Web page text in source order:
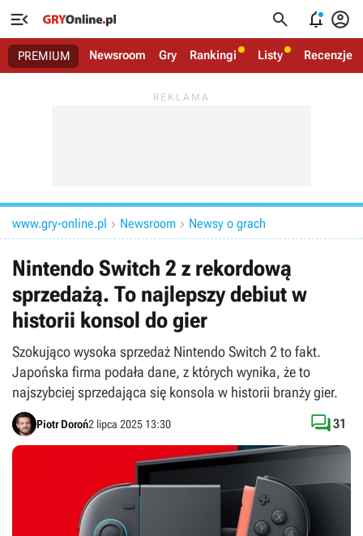
   
PREMIUM Newsroom Gry Rankingi Listy Recenzje
www.gry-online.pl  Newsroom  Newsy o grach
Nintendo Switch 2 z rekordową
sprzedażą. To najlepszy debiut w
historii konsol do gier
Szokująco wysoka sprzedaż Nintendo Switch 2 to fakt.
Japońska firma podała dane, z których wynika, że to
najszybciej sprzedająca się konsola w historii branży gier.
Piotr Doroń2 lipca 2025 13:30 31